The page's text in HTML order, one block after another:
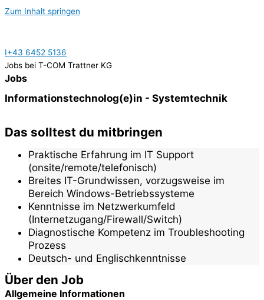
Zum Inhalt springen
I+43 6452 5136
Jobs bei T-COM Trattner KG
Jobs
Informationstechnolog(e)in - Systemtechnik
Das solltest du mitbringen
Praktische Erfahrung im IT Support
(onsite/remote/telefonisch)
Breites IT-Grundwissen, vorzugsweise im
Bereich Windows-Betriebssysteme
Kenntnisse im Netzwerkumfeld
(Internetzugang/Firewall/Switch)
Diagnostische Kompetenz im Troubleshooting
Prozess
Deutsch- und Englischkenntnisse
Über den Job
Allgemeine Informationen